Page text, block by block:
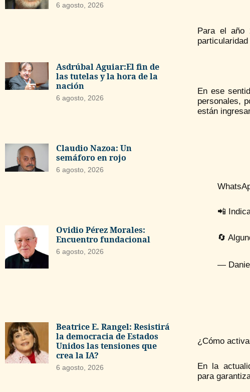
6 agosto, 2026
Asdrúbal Aguiar:El fin de
las tutelas y la hora de la
nación
6 agosto, 2026
Claudio Nazoa: Un
semáforo en rojo
6 agosto, 2026
Ovidio Pérez Morales:
Encuentro fundacional
6 agosto, 2026
Beatrice E. Rangel: Resistirá
la democracia de Estados
Unidos las tensiones que
crea la IA?
6 agosto, 2026
Para el año
En ese
personales,
están
📲
🔄
—
¿Cómo
En la
para